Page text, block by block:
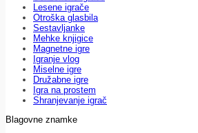
Lesene igrače
Otroška glasbila
Sestavljanke
Mehke knjigice
Magnetne igre
Igranje vlog
Miselne igre
Družabne igre
Igra na prostem
Shranjevanje igrač
Blagovne znamke